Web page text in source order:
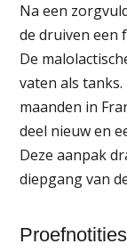
Na een
de druiven een
De
vaten als
maanden in
deel nieuw en
Deze aanpak
diepgang van